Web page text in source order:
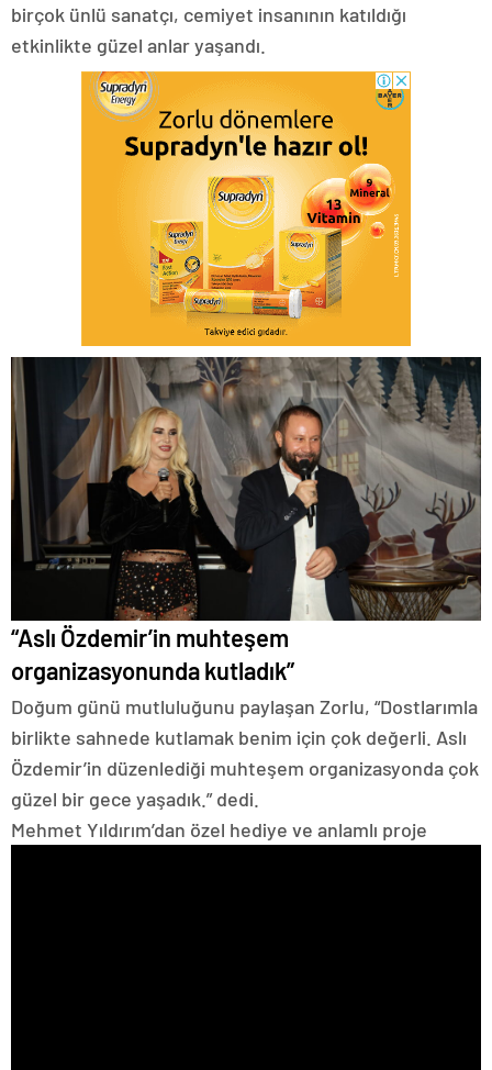
birçok ünlü sanatçı, cemiyet insanının katıldığı
etkinlikte güzel anlar yaşandı.
“Aslı Özdemir’in muhteşem
organizasyonunda kutladık”
Doğum günü mutluluğunu paylaşan Zorlu, “Dostlarımla
birlikte sahnede kutlamak benim için çok değerli. Aslı
Özdemir’in düzenlediği muhteşem organizasyonda çok
güzel bir gece yaşadık.” dedi.
Mehmet Yıldırım’dan özel hediye ve anlamlı proje